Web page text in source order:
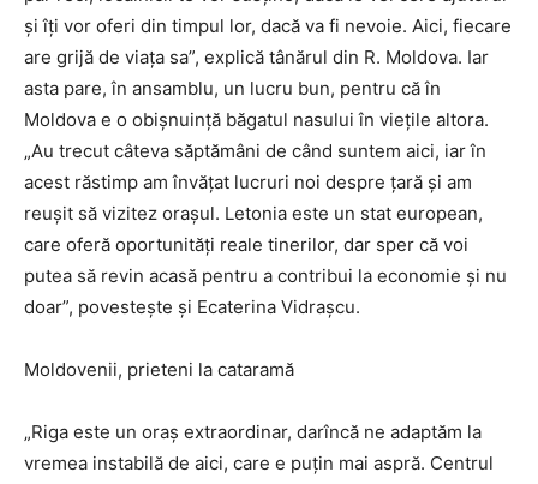
și îți vor oferi din timpul lor, dacă va fi nevoie. Aici, fiecare
are grijă de viața sa”, explică tânărul din R. Moldova. Iar
asta pare, în ansamblu, un lucru bun, pentru că în
Moldova e o obișnuință băgatul nasului în viețile altora.
„Au trecut câteva săptămâni de când suntem aici, iar în
acest răstimp am învățat lucruri noi despre țară și am
reușit să vizitez orașul. Letonia este un stat european,
care oferă oportunități reale tinerilor, dar sper că voi
putea să revin acasă pentru a contribui la economie și nu
doar”, povestește și Ecaterina Vidrașcu.
Moldovenii, prieteni la cataramă
„Riga este un oraș extraordinar, darîncă ne adaptăm la
vremea instabilă de aici, care e puțin mai aspră. Centrul